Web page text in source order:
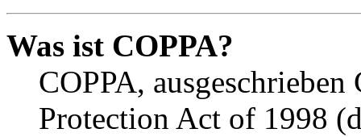
Was ist COPPA?
COPPA,
Protection Act of 1998